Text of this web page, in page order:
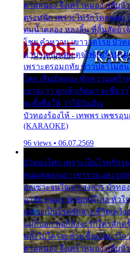
ตามสนอง จึงเศร้าหมอง กลีบบั
ตระหนัก เพราะไม่รักโคลนตม
ตมน้ำคลอง หลงลิ้น ที่สิ้นสัตย์ เ
โชย คำหวาน เขาวาดโรย บัว
มาบานก่อนตูม ดุจไฟสุมร้อนรุม
เพราะตรอมฤทัย ข้าวปลาไม่สน
โศก เสียเถิดทอง พักความเศร้า
เขาจะว่า ลูกเจ้าเกิดมา จะชื่อว่
จะตั้งชื่อให้ ว่าไอ้บังเอิญ
บัวทองร้องไห้ - เทพพร เพชรอุ
(KARAOKE)
96 views • 06.07.2569
บัวทองโศก เพราะเป็นโรครัก
หนุ่มหลอกเอา เขารวย และรูป
ออเซาะจนใจเบา สงสาร บัวทอ
อาลัย หนุ่มรูปหล่อหนีไกล หัวใ
เพราะเป็นโรครักจาง ชีวิตเคว้
แม่ก็บอก พ่อก็สั่งจะรักใครสักค
พลั้งไปใครจะช่วย ซื้อเปลมาไก
ตามสนอง จึงเศร้าหมอง กลีบบั